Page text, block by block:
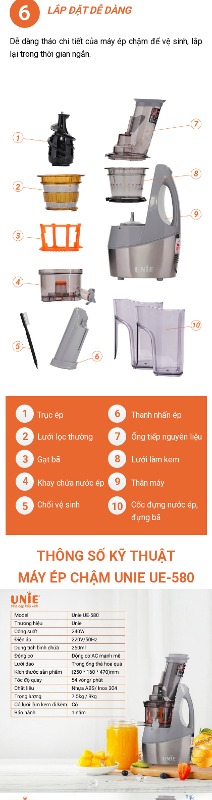
LẮP ĐẶT DỄ DÀNG
Dễ dàng tháo chi tiết của máy ép chậm để vệ sinh, lắp
lại trong thời gian ngắn.
6
1
2
3
4
5
6
7
8
9
10
Trục ép
Lưới lọc thường
Gạt bã
Khay chứa nước ép
Chổi vệ sinh
Thanh nhấn ép
Ống tiếp nguyên liệu
Lưới làm kem
Thân máy
Cốc đựng nước ép,
đựng bã
THÔNG SỐ KỸ THUẬT
MÁY ÉP CHẬM UNIE UE-580